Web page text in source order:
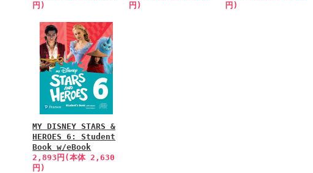
円)
円)
円)
MY DISNEY STARS &
HEROES 6: Student
Book w/eBook
2,893円(本体 2,630
円)